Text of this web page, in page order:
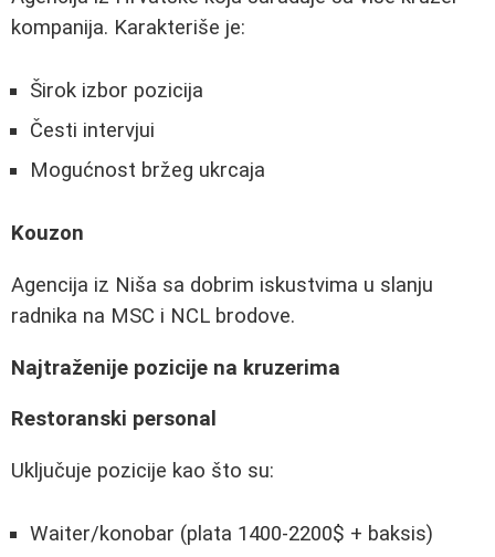
kompanija. Karakteriše je:
Širok izbor pozicija
Česti intervjui
Mogućnost bržeg ukrcaja
Kouzon
Agencija iz Niša sa dobrim iskustvima u slanju
radnika na MSC i NCL brodove.
Najtraženije pozicije na kruzerima
Restoranski personal
Uključuje pozicije kao što su:
Waiter/konobar (plata 1400-2200$ + baksis)